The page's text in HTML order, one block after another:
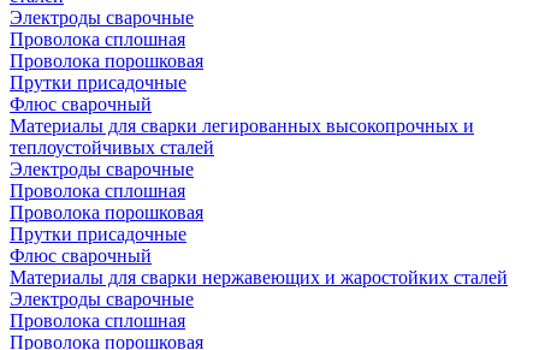
Электроды сварочные
Проволока сплошная
Проволока порошковая
Прутки присадочные
Флюс сварочный
Материалы для сварки легированных высокопрочных и
теплоустойчивых сталей
Электроды сварочные
Проволока сплошная
Проволока порошковая
Прутки присадочные
Флюс сварочный
Материалы для сварки нержавеющих и жаростойких сталей
Электроды сварочные
Проволока сплошная
Проволока порошковая